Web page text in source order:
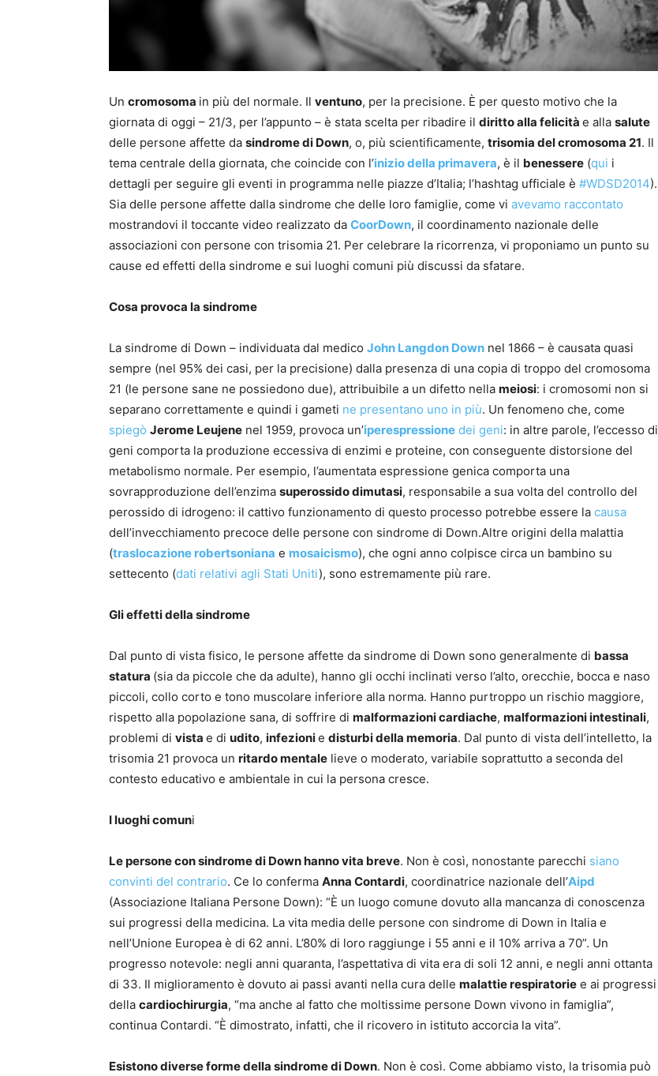
Un cromosoma in più del normale. Il ventuno, per la precisione. È per questo motivo che la
giornata di oggi – 21/3, per l’appunto – è stata scelta per ribadire il diritto alla felicità e alla salute
delle persone affette da sindrome di Down, o, più scientificamente, trisomia del cromosoma 21. Il
tema centrale della giornata, che coincide con l’inizio della primavera, è il benessere (qui i
dettagli per seguire gli eventi in programma nelle piazze d’Italia; l’hashtag ufficiale è #WDSD2014).
Sia delle persone affette dalla sindrome che delle loro famiglie, come vi avevamo raccontato
mostrandovi il toccante video realizzato da CoorDown, il coordinamento nazionale delle
associazioni con persone con trisomia 21. Per celebrare la ricorrenza, vi proponiamo un punto su
cause ed effetti della sindrome e sui luoghi comuni più discussi da sfatare.
Cosa provoca la sindrome
La sindrome di Down – individuata dal medico John Langdon Down nel 1866 – è causata quasi
sempre (nel 95% dei casi, per la precisione) dalla presenza di una copia di troppo del cromosoma
21 (le persone sane ne possiedono due), attribuibile a un difetto nella meiosi: i cromosomi non si
separano correttamente e quindi i gameti ne presentano uno in più. Un fenomeno che, come
spiegò Jerome Leujene nel 1959, provoca un’iperespressione dei geni: in altre parole, l’eccesso di
geni comporta la produzione eccessiva di enzimi e proteine, con conseguente distorsione del
metabolismo normale. Per esempio, l’aumentata espressione genica comporta una
sovrapproduzione dell’enzima superossido dimutasi, responsabile a sua volta del controllo del
perossido di idrogeno: il cattivo funzionamento di questo processo potrebbe essere la causa
dell’invecchiamento precoce delle persone con sindrome di Down.Altre origini della malattia
(traslocazione robertsoniana e mosaicismo), che ogni anno colpisce circa un bambino su
settecento (dati relativi agli Stati Uniti), sono estremamente più rare.
Gli effetti della sindrome
Dal punto di vista fisico, le persone affette da sindrome di Down sono generalmente di bassa
statura (sia da piccole che da adulte), hanno gli occhi inclinati verso l’alto, orecchie, bocca e naso
piccoli, collo corto e tono muscolare inferiore alla norma. Hanno purtroppo un rischio maggiore,
rispetto alla popolazione sana, di soffrire di malformazioni cardiache, malformazioni intestinali,
problemi di vista e di udito, infezionie disturbi della memoria. Dal punto di vista dell’intelletto, la
trisomia 21 provoca un ritardo mentale lieve o moderato, variabile soprattutto a seconda del
contesto educativo e ambientale in cui la persona cresce.
I luoghi comuni
Le persone con sindrome di Down hanno vita breve. Non è così, nonostante parecchi siano
convinti del contrario. Ce lo conferma Anna Contardi, coordinatrice nazionale dell’Aipd
(Associazione Italiana Persone Down): “È un luogo comune dovuto alla mancanza di conoscenza
sui progressi della medicina. La vita media delle persone con sindrome di Down in Italia e
nell’Unione Europea è di 62 anni. L’80% di loro raggiunge i 55 anni e il 10% arriva a 70”. Un
progresso notevole: negli anni quaranta, l’aspettativa di vita era di soli 12 anni, e negli anni ottanta
di 33. Il miglioramento è dovuto ai passi avanti nella cura delle malattie respiratorie e ai progressi
della cardiochirurgia, “ma anche al fatto che moltissime persone Down vivono in famiglia”,
continua Contardi. “È dimostrato, infatti, che il ricovero in istituto accorcia la vita”.
Esistono diverse forme della sindrome di Down. Non è così. Come abbiamo visto, la trisomia può